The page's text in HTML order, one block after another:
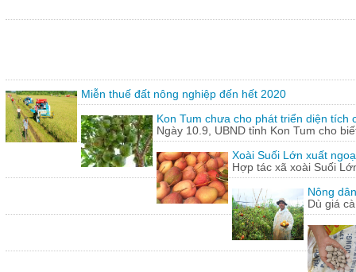
Miễn thuế đất nông nghiệp đến hết 2020
Kon Tum chưa cho phát triển diện tích
Ngày 10.9, UBND tỉnh Kon Tum cho
Xoài Suối Lớn xuất
Hợp tác xã xoài Suối
Nông
Dù giá